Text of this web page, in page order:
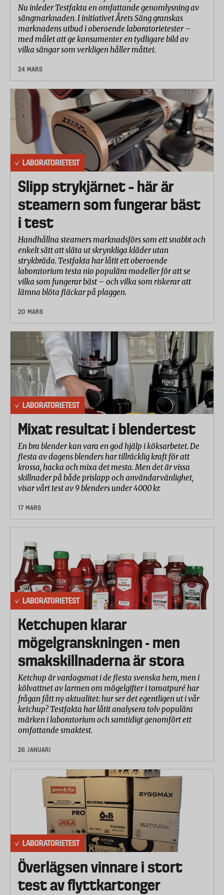
Nu inleder Testfakta en omfattande genomlysning av
sängmarknaden. I initiativet Årets Säng granskas
marknadens utbud i oberoende laboratorietester –
med målet att ge konsumenter en tydligare bild av
vilka sängar som verkligen håller måttet.
24 MARS
LABORATORIETEST
Slipp strykjärnet – här är
steamern som fungerar bäst
i test
Handhållna steamers marknadsförs som ett snabbt och
enkelt sätt att släta ut skrynkliga kläder utan
strykbräda. Testfakta har låtit ett oberoende
laboratorium testa nio populära modeller för att se
vilka som fungerar bäst – och vilka som riskerar att
lämna blöta fläckar på plaggen.
20 MARS
LABORATORIETEST
Mixat resultat i blendertest
En bra blender kan vara en god hjälp i köksarbetet. De
flesta av dagens blenders har tillräcklig kraft för att
krossa, hacka och mixa det mesta. Men det är vissa
skillnader på både prislapp och användarvänlighet,
visar vårt test av 9 blenders under 4000 kr.
17 MARS
LABORATORIETEST
Ketchupen klarar
mögelgranskningen - men
smakskillnaderna är stora
Ketchup är vardagsmat i de flesta svenska hem, men i
kölvattnet av larmen om mögelgifter i tomatpuré har
frågan fått ny aktualitet: hur ser det egentligen ut i vår
ketchup? Testfakta har låtit analysera tolv populära
märken i laboratorium och samtidigt genomfört ett
omfattande smaktest.
26 JANUARI
LABORATORIETEST
Överlägsen vinnare i stort
test av flyttkartonger